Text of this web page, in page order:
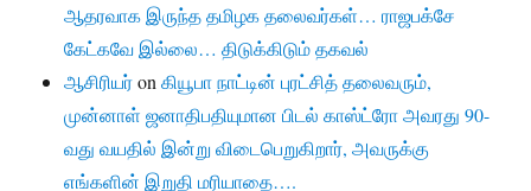
ஆதரவாக இருந்த தமிழக தலைவர்கள்… ராஜபக்சே
கேட்கவே இல்லை… திடுக்கிடும் தகவல்
ஆசிரியர்onகியூபா நாட்டின் புரட்சித் தலைவரும்,
முன்னாள் ஜனாதிபதியுமான பிடல் காஸ்ட்ரோ அவரது 90-
வது வயதில் இன்று விடைபெறுகிறார், அவருக்கு
எங்களின் இறுதி மரியாதை….